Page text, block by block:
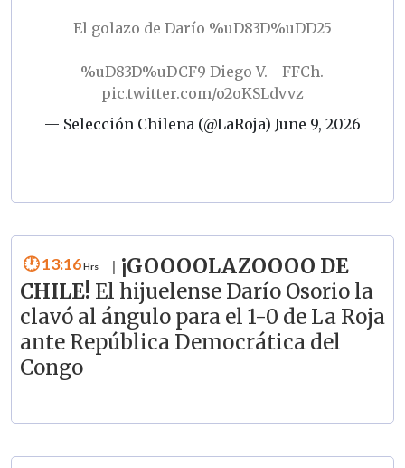
El golazo de Darío %uD83D%uDD25
%uD83D%uDCF9 Diego V. - FFCh.
pic.twitter.com/o2oKSLdvvz
— Selección Chilena (@LaRoja) June 9, 2026
13:16
¡GOOOOLAZOOOO DE
CHILE! El hijuelense Darío Osorio la
clavó al ángulo para el 1-0 de La Roja
ante República Democrática del
Congo